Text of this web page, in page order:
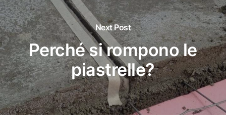
Next Post
Perché si rompono le
piastrelle?